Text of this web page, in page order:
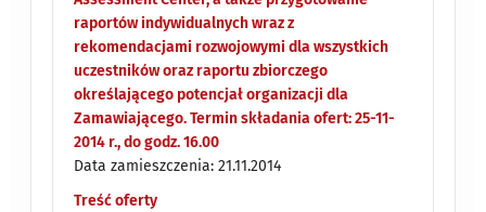
raportów indywidualnych wraz z
rekomendacjami rozwojowymi dla wszystkich
uczestników oraz raportu zbiorczego
określającego potencjał organizacji dla
Zamawiającego. Termin składania ofert: 25-11-
2014 r., do godz. 16.00
Data zamieszczenia: 21.11.2014
Treść oferty